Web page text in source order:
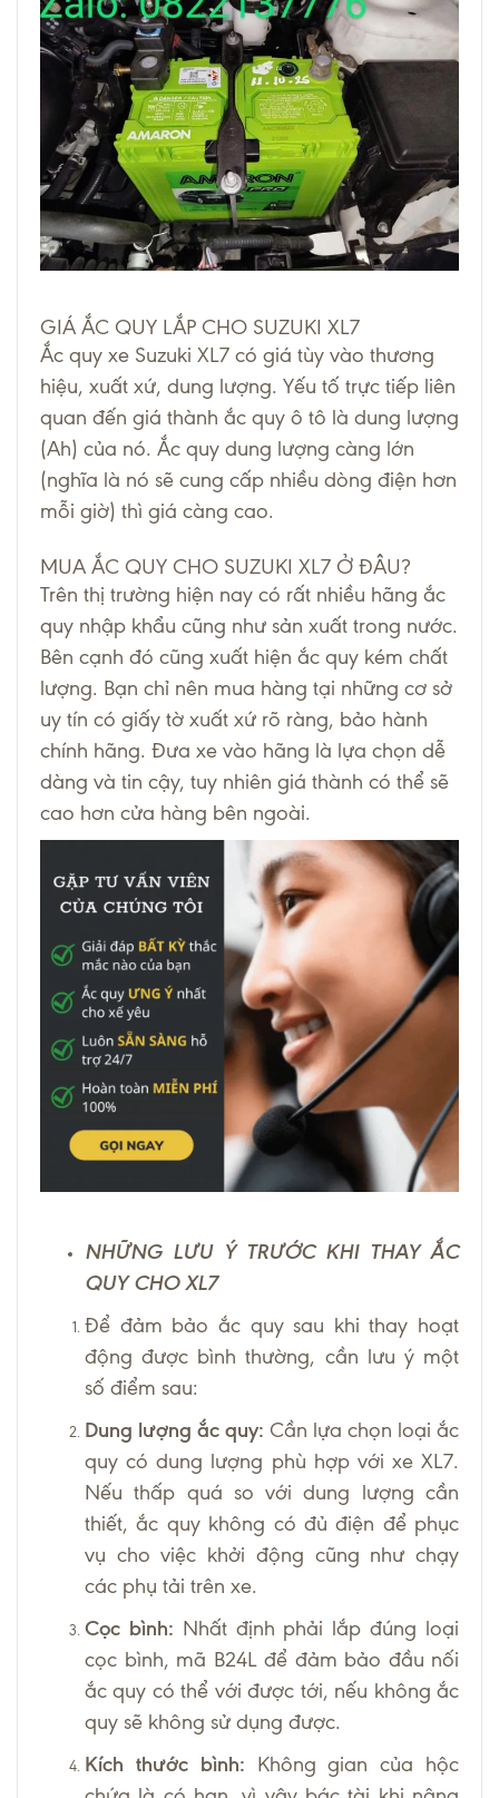
GIÁ ẮC QUY LẮP CHO SUZUKI XL7
Ắc quy xe Suzuki XL7 có giá tùy vào thương
hiệu, xuất xứ, dung lượng. Yếu tố trực tiếp liên
quan đến giá thành ắc quy ô tô là dung lượng
(Ah) của nó. Ắc quy dung lượng càng lớn
(nghĩa là nó sẽ cung cấp nhiều dòng điện hơn
mỗi giờ) thì giá càng cao.
MUA ẮC QUY CHO SUZUKI XL7 Ở ĐÂU?
Trên thị trường hiện nay có rất nhiều hãng ắc
quy nhập khẩu cũng như sản xuất trong nước.
Bên cạnh đó cũng xuất hiện ắc quy kém chất
lượng. Bạn chỉ nên mua hàng tại những cơ sở
uy tín có giấy tờ xuất xứ rõ ràng, bảo hành
chính hãng. Đưa xe vào hãng là lựa chọn dễ
dàng và tin cậy, tuy nhiên giá thành có thể sẽ
cao hơn cửa hàng bên ngoài.
NHỮNG LƯU Ý TRƯỚC KHI THAY ẮC
QUY CHO XL7
Để đảm bảo ắc quy sau khi thay hoạt
động được bình thường, cần lưu ý một
số điểm sau:
Dung lượng ắc quy: Cần lựa chọn loại ắc
quy có dung lượng phù hợp với xe XL7.
Nếu thấp quá so với dung lượng cần
thiết, ắc quy không có đủ điện để phục
vụ cho việc khởi động cũng như chạy
các phụ tải trên xe.
Cọc bình: Nhất định phải lắp đúng loại
cọc bình, mã B24L để đảm bảo đầu nối
ắc quy có thể với được tới, nếu không ắc
quy sẽ không sử dụng được.
Kích thước bình: Không gian của hộc